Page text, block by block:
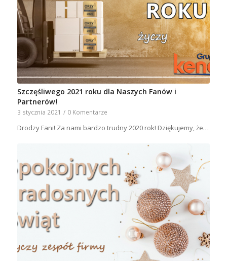
Szczęśliwego 2021 roku dla Naszych Fanów i
Partnerów!
3 stycznia 2021 / 0 Komentarze
Drodzy Fani! Za nami bardzo trudny 2020 rok! Dziękujemy, że…